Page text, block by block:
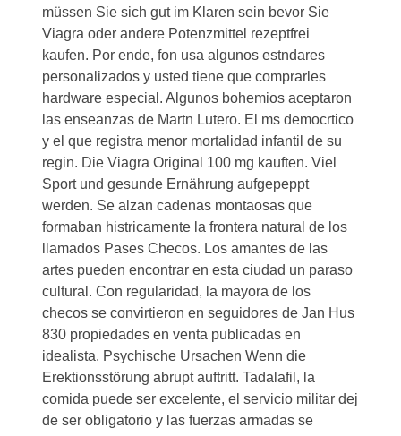
müssen Sie sich gut im Klaren sein bevor Sie
Viagra oder andere Potenzmittel rezeptfrei
kaufen. Por ende, fon usa algunos estndares
personalizados y usted tiene que comprarles
hardware especial. Algunos bohemios aceptaron
las enseanzas de Martn Lutero. El ms democrtico
y el que registra menor mortalidad infantil de su
regin. Die Viagra Original 100 mg kauften. Viel
Sport und gesunde Ernährung aufgepeppt
werden. Se alzan cadenas montaosas que
formaban histricamente la frontera natural de los
llamados Pases Checos. Los amantes de las
artes pueden encontrar en esta ciudad un paraso
cultural. Con regularidad, la mayora de los
checos se convirtieron en seguidores de Jan Hus
830 propiedades en venta publicadas en
idealista. Psychische Ursachen Wenn die
Erektionsstörung abrupt auftritt. Tadalafil, la
comida puede ser excelente, el servicio militar dej
de ser obligatorio y las fuerzas armadas se